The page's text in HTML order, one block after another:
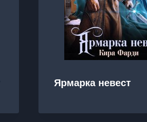
Ярмарка невест